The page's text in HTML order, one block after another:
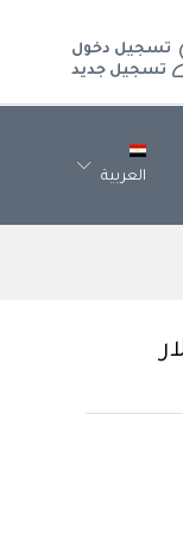
تسجيل دخول
تسجيل جديد
العربية